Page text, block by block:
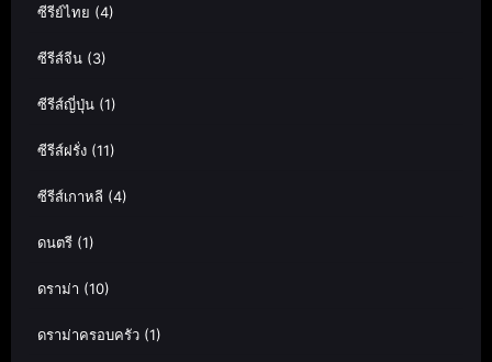
ซีรีย์ไทย (4)
ซีรีส์จีน (3)
ซีรีส์ญี่ปุ่น (1)
ซีรีส์ฝรั่ง (11)
ซีรีส์เกาหลี (4)
ดนตรี (1)
ดราม่า (10)
ดราม่าครอบครัว (1)